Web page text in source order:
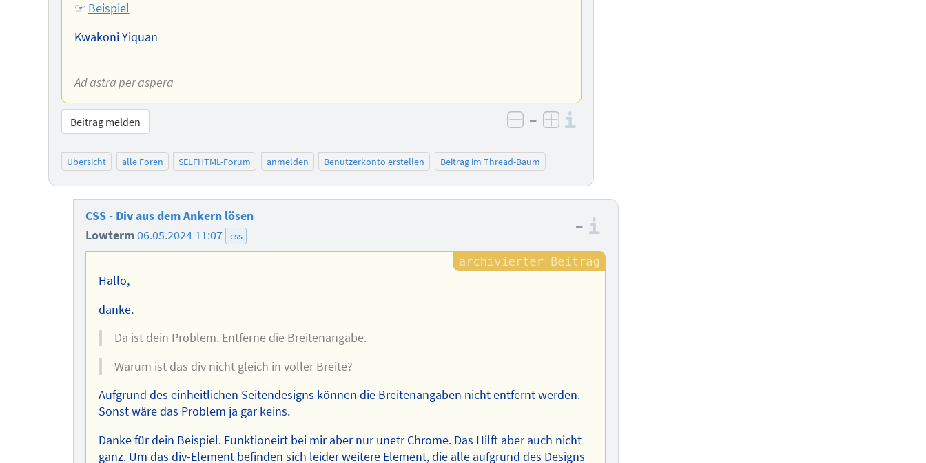
☞ Beispiel
Kwakoni Yiquan
--
Ad astra per aspera
Beitrag melden negativ bewerten
– positiv bewerten
Übersicht alle Foren SELFHTML-Forum anmelden Benutzerkonto erstellen Beitrag im Thread-Baum
CSS - Div aus dem Ankern lösen
Lowterm06.05.2024 11:07 css –
Hallo,
danke.
Da ist dein Problem. Entferne die Breitenangabe.
Warum ist das div nicht gleich in voller Breite?
Aufgrund des einheitlichen Seitendesigns können die Breitenangaben nicht entfernt werden.
Sonst wäre das Problem ja gar keins.
Danke für dein Beispiel. Funktioneirt bei mir aber nur unetr Chrome. Das Hilft aber auch nicht
ganz. Um das div-Element befinden sich leider weitere Element, die alle aufgrund des Designs